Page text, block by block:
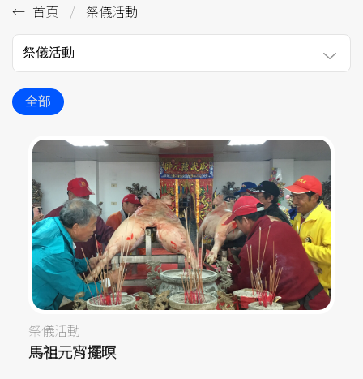
首頁 祭儀活動
祭儀活動
全部
祭儀活動
馬祖元宵擺暝